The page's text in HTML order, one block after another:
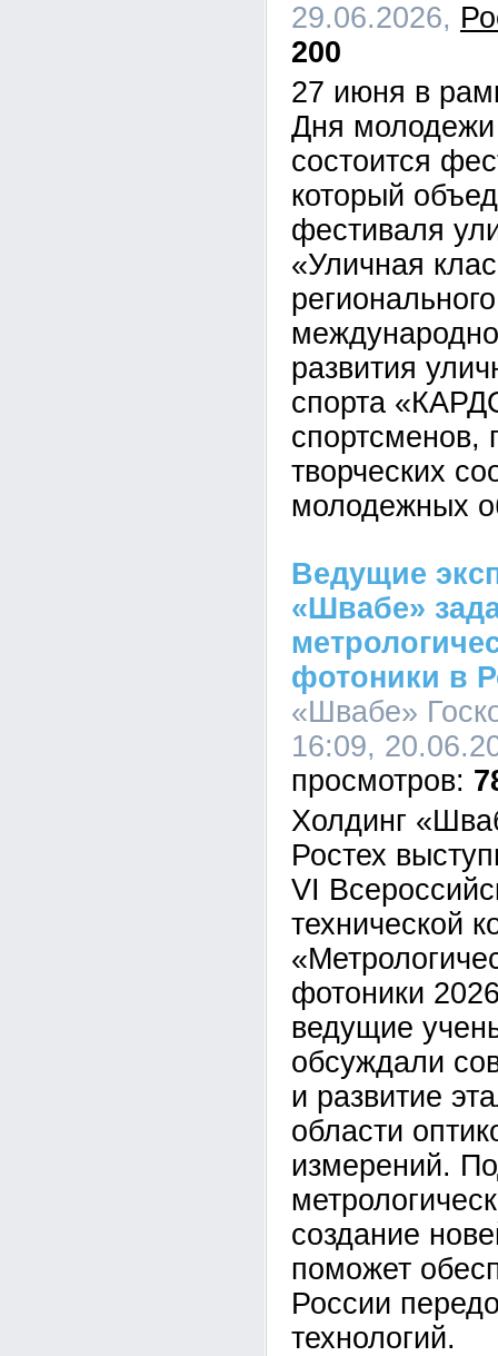
29.06.2026,
200
27 июня в
Дня молодежи
состоится
который
фестиваля
«Уличная
развития
спорта
спортсменов,
творческих
молодежных
Ведущие
«Швабе»
фотоники в
«Швабе»
16:09,
Холдинг
Ростех
VI
технической
фотоники
ведущие
обсуждали
и развитие
области
измерений.
создание
поможет
России
технологий.